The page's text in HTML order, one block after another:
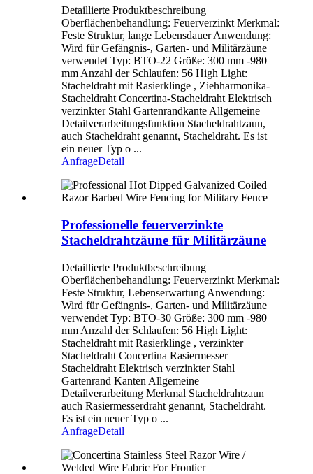
Detaillierte Produktbeschreibung
Oberflächenbehandlung: Feuerverzinkt Merkmal:
Feste Struktur, lange Lebensdauer Anwendung:
Wird für Gefängnis-, Garten- und Militärzäune
verwendet Typ: BTO-22 Größe: 300 mm -980
mm Anzahl der Schlaufen: 56 High Light:
Stacheldraht mit Rasierklinge , Ziehharmonika-
Stacheldraht Concertina-Stacheldraht Elektrisch
verzinkter Stahl Gartenrandkante Allgemeine
Detailverarbeitungsfunktion Stacheldrahtzaun,
auch Stacheldraht genannt, Stacheldraht. Es ist
ein neuer Typ o ...
AnfrageDetail
Professionelle feuerverzinkte
Stacheldrahtzäune für Militärzäune
Detaillierte Produktbeschreibung
Oberflächenbehandlung: Feuerverzinkt Merkmal:
Feste Struktur, Lebenserwartung Anwendung:
Wird für Gefängnis-, Garten- und Militärzäune
verwendet Typ: BTO-30 Größe: 300 mm -980
mm Anzahl der Schlaufen: 56 High Light:
Stacheldraht mit Rasierklinge , verzinkter
Stacheldraht Concertina Rasiermesser
Stacheldraht Elektrisch verzinkter Stahl
Gartenrand Kanten Allgemeine
Detailverarbeitung Merkmal Stacheldrahtzaun
auch Rasiermesserdraht genannt, Stacheldraht.
Es ist ein neuer Typ o ...
AnfrageDetail